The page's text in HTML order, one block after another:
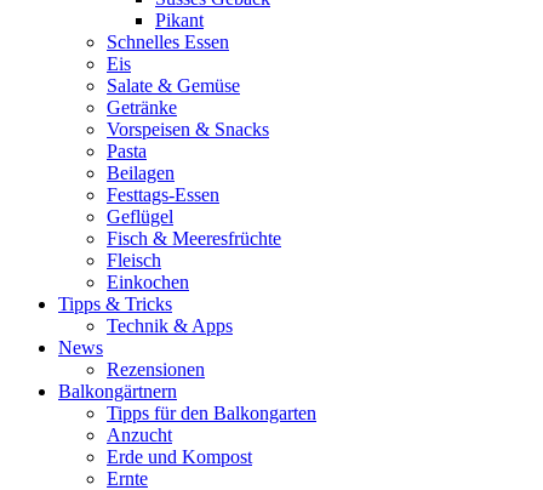
Pikant
Schnelles Essen
Eis
Salate & Gemüse
Getränke
Vorspeisen & Snacks
Pasta
Beilagen
Festtags-Essen
Geflügel
Fisch & Meeresfrüchte
Fleisch
Einkochen
Tipps & Tricks
Technik & Apps
News
Rezensionen
Balkongärtnern
Tipps für den Balkongarten
Anzucht
Erde und Kompost
Ernte